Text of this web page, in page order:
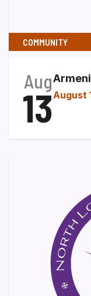
COMMUNITY
Aug
13August